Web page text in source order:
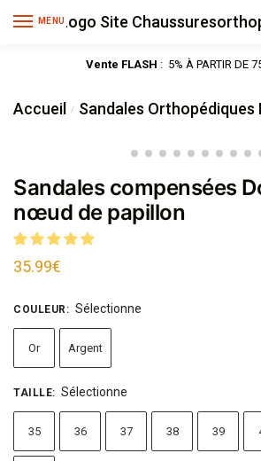
MENU
Vente FLASH : 5% À PARTIR DE
Accueil / Sandales Orthopédiques
Sandales compensées
nœud de papillon
35.99€
COULEUR : Sélectionne
Or Argent
TAILLE: Sélectionne
35 36 37 38 39